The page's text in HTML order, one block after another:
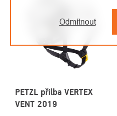
Odmítnout
PETZL přilba VERTEX
VENT 2019